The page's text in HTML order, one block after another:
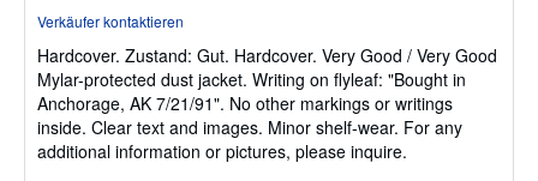
5
Sternen
Verkäufer kontaktieren
Hardcover. Zustand: Gut. Hardcover. Very Good / Very Good
Mylar-protected dust jacket. Writing on flyleaf: "Bought in
Anchorage, AK 7/21/91". No other markings or writings
inside. Clear text and images. Minor shelf-wear. For any
additional information or pictures, please inquire.